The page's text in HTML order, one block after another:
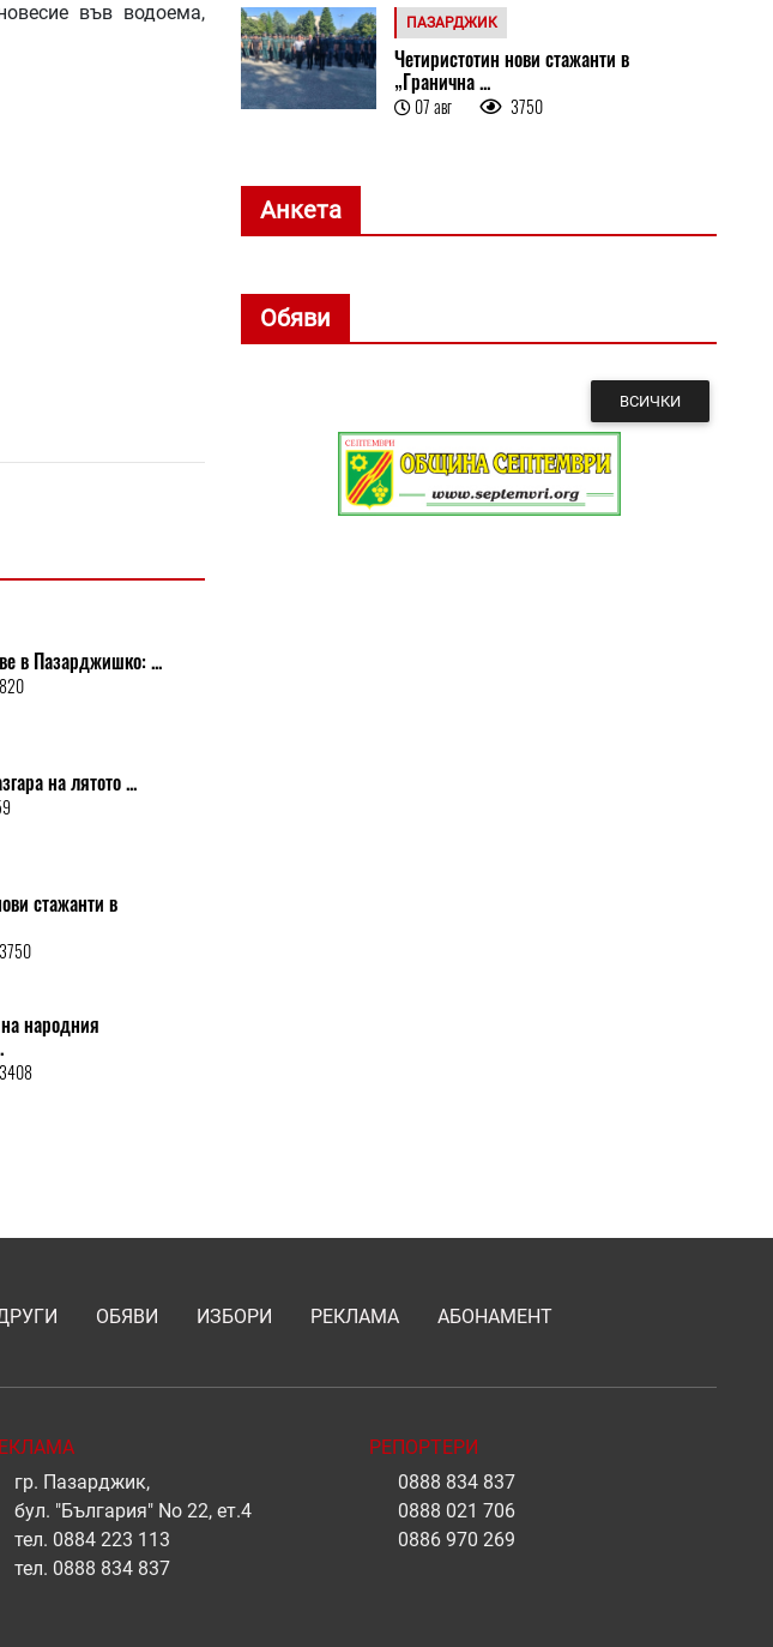
във водоема,
в Пазарджишко: ...
на лятото ...
стажанти в
3750
народния
3408
ПАЗАРДЖИК
Четиристотин нови стажанти в
„Гранична ...
07 авг 3750
Анкета
Обяви
ВСИЧКИ
ОБЯВИ ИЗБОРИ РЕКЛАМА АБОНАМЕНТ
гр. Пазарджик,
бул. "България" No 22, ет.4
тел. 0884 223 113
тел. 0888 834 837
РЕПОРТЕРИ
0888 834 837
0888 021 706
0886 970 269